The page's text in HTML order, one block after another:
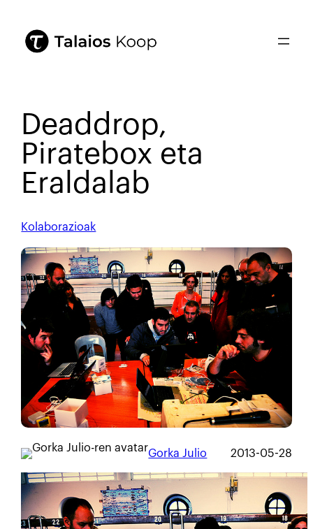
Deaddrop,
Piratebox eta
Eraldalab
Kolaborazioak
Gorka Julio 2013-05-28